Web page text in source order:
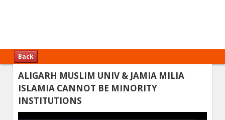
Back
ALIGARH MUSLIM UNIV & JAMIA MILIA
ISLAMIA CANNOT BE MINORITY
INSTITUTIONS